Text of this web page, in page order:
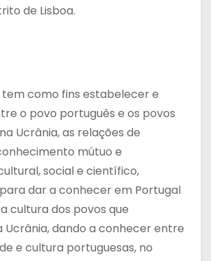
de Lisboa.
tem como fins estabelecer e
o povo português e os povos
Ucrânia, as relações de
mútuo e
social e científico,
dar a conhecer em Portugal
cultura dos povos que
dando a conhecer entre
e cultura portuguesas, no